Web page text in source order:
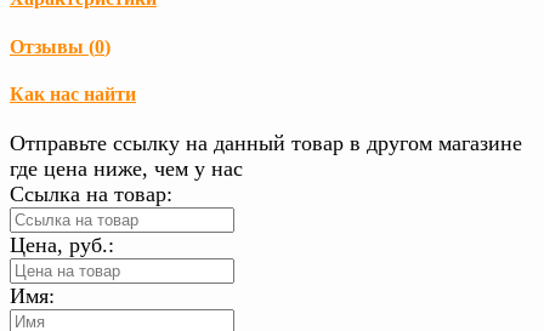
Отзывы (0)
Как нас найти
Отправьте ссылку на данный товар в другом магазине
где цена ниже, чем у нас
Ссылка на товар:
Цена, руб.:
Имя: